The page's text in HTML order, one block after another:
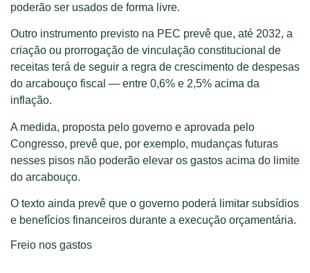
poderão ser usados de forma livre.
Outro instrumento previsto na PEC prevê que, até 2032, a
criação ou prorrogação de vinculação constitucional de
receitas terá de seguir a regra de crescimento de despesas
do arcabouço fiscal — entre 0,6% e 2,5% acima da
inflação.
A medida, proposta pelo governo e aprovada pelo
Congresso, prevê que, por exemplo, mudanças futuras
nesses pisos não poderão elevar os gastos acima do limite
do arcabouço.
O texto ainda prevê que o governo poderá limitar subsídios
e benefícios financeiros durante a execução orçamentária.
Freio nos gastos